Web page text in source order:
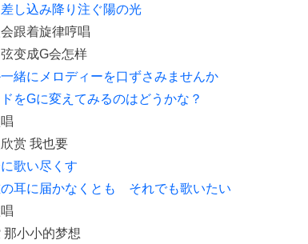
し込み降り注ぐ陽の光
跟着旋律哼唱
变成G会怎样
緒にメロディーを口ずさみませんか
をGに変えてみるのはどうかな？
赏 我也要
歌い尽くす
耳に届かなくとも それでも歌いたい
那小小的梦想